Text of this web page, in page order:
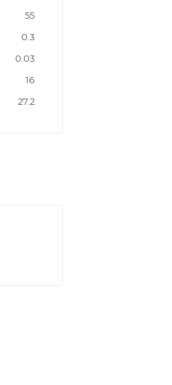
55
0.3
0.03
16
27.2